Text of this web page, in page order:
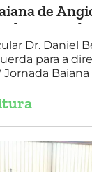
de
em
Dr. Daniel
para a
foto também
Brasileira de
Bahia.